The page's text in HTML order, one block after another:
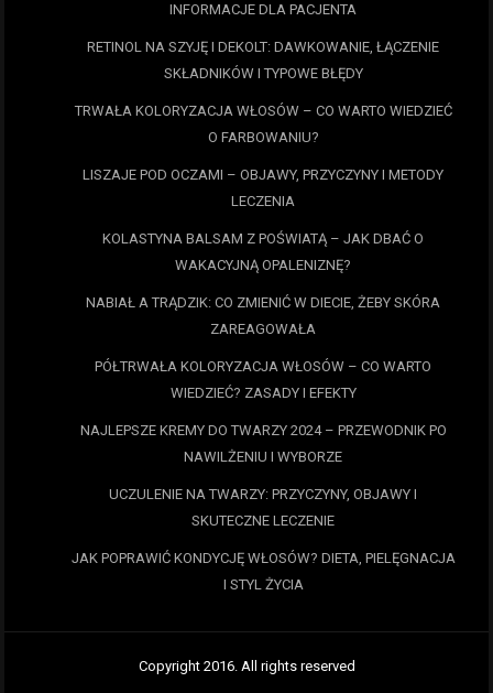
INFORMACJE DLA PACJENTA
RETINOL NA SZYJĘ I DEKOLT: DAWKOWANIE, ŁĄCZENIE
SKŁADNIKÓW I TYPOWE BŁĘDY
TRWAŁA KOLORYZACJA WŁOSÓW – CO WARTO WIEDZIEĆ
O FARBOWANIU?
LISZAJE POD OCZAMI – OBJAWY, PRZYCZYNY I METODY
LECZENIA
KOLASTYNA BALSAM Z POŚWIATĄ – JAK DBAĆ O
WAKACYJNĄ OPALENIZNĘ?
NABIAŁ A TRĄDZIK: CO ZMIENIĆ W DIECIE, ŻEBY SKÓRA
ZAREAGOWAŁA
PÓŁTRWAŁA KOLORYZACJA WŁOSÓW – CO WARTO
WIEDZIEĆ? ZASADY I EFEKTY
NAJLEPSZE KREMY DO TWARZY 2024 – PRZEWODNIK PO
NAWILŻENIU I WYBORZE
UCZULENIE NA TWARZY: PRZYCZYNY, OBJAWY I
SKUTECZNE LECZENIE
JAK POPRAWIĆ KONDYCJĘ WŁOSÓW? DIETA, PIELĘGNACJA
I STYL ŻYCIA
Copyright 2016. All rights reserved